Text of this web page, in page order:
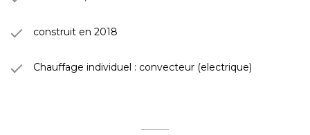
construit en 2018
Chauffage individuel : convecteur (electrique)